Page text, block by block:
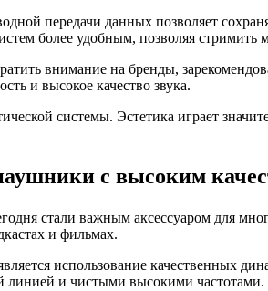
передачи данных позволяет
более удобным, позволяя
внимание на бренды,
и высокое качество звука.
системы. Эстетика играет
с высоким
стали важным аксессуаром для
и фильмах.
использование качественных
линией и чистыми высокими